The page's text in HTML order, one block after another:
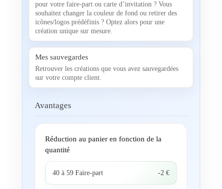
pour votre faire-part ou carte d’invitation ? Vous
souhaitez changer la couleur de fond ou retirer des
icônes/logos prédéfinis ? Optez alors pour une
création unique sur mesure.
Mes sauvegardes
Retrouver les créations que vous avez sauvegardées
sur votre compte client.
Avantages
Réduction au panier en fonction de la
quantité
40 à 59 Faire-part -2 €